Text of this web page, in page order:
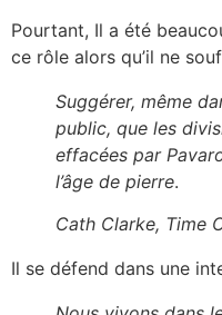
Pourtant, Il a été
ce rôle alors qu’il ne
Suggérer, même
public, que les
effacées par
l’âge de pierre.
Cath Clarke, Time
Il se défend dans une